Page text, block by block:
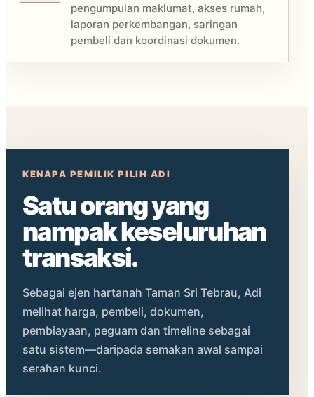
pengumpulan maklumat, akses rumah,
laporan perkembangan, saringan
pembeli dan koordinasi dokumen.
KENAPA PEMILIK PILIH ADI
Satu orang yang
nampak keseluruhan
transaksi.
Sebagai ejen hartanah Taman Sri Tebrau, Adi
melihat harga, pembeli, dokumen,
pembiayaan, peguam dan timeline sebagai
satu sistem—daripada semakan awal sampai
serahan kunci.